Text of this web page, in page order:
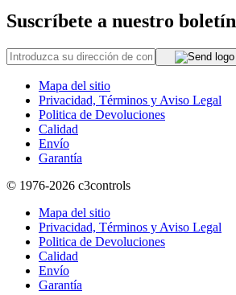
Suscríbete a nuestro boletín
Mapa del sitio
Privacidad, Términos y Aviso Legal
Politica de Devoluciones
Calidad
Envío
Garantía
© 1976-2026 c3controls
Mapa del sitio
Privacidad, Términos y Aviso Legal
Politica de Devoluciones
Calidad
Envío
Garantía